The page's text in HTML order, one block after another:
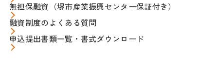
無担保融資（堺市産業振興センター保証付き）
融資制度のよくある質問
申込提出書類一覧・書式ダウンロード